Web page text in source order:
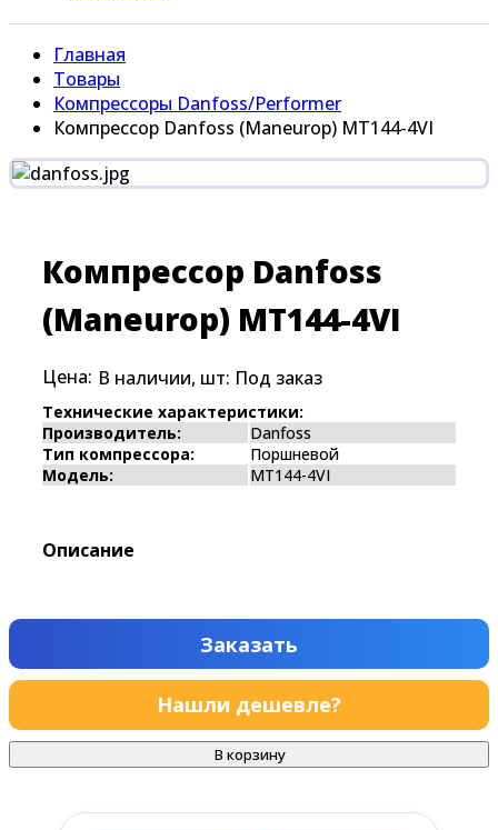
Главная
Товары
Компрессоры Danfoss/Performer
Компрессор Danfoss (Maneurop) MT144-4VI
Компрессор Danfoss
(Maneurop) MT144-4VI
Цена: В наличии, шт: Под заказ
Технические характеристики:
Производитель:
Danfoss
Тип компрессора:
Поршневой
Модель:
MT144-4VI
Описание
Заказать
Нашли дешевле?
В корзину